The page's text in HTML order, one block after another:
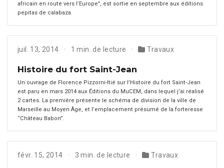
africain en route vers l’Eu­rope", est sor­tie en sep­tem­bre aux édi­tions
pepi­tas de cal­abaza.
juil. 13, 2014 1 min. de lecture Travaux
Histoire du fort Saint-Jean
Un ouvrage de Flo­rence Piz­zorni-Itié sur l’His­toire du fort Saint-Jean
est paru en mars 2014 aux Édi­tions du MuCEM, dans lequel j’ai réal­isé
2 cartes. La pre­mière présente le sché­ma de divi­sion de la ville de
Mar­seille au Moyen Âge, et l’emplacement pré­sumé de la forter­esse
“Château Babon”.
févr. 15, 2014 3 min. de lecture Travaux